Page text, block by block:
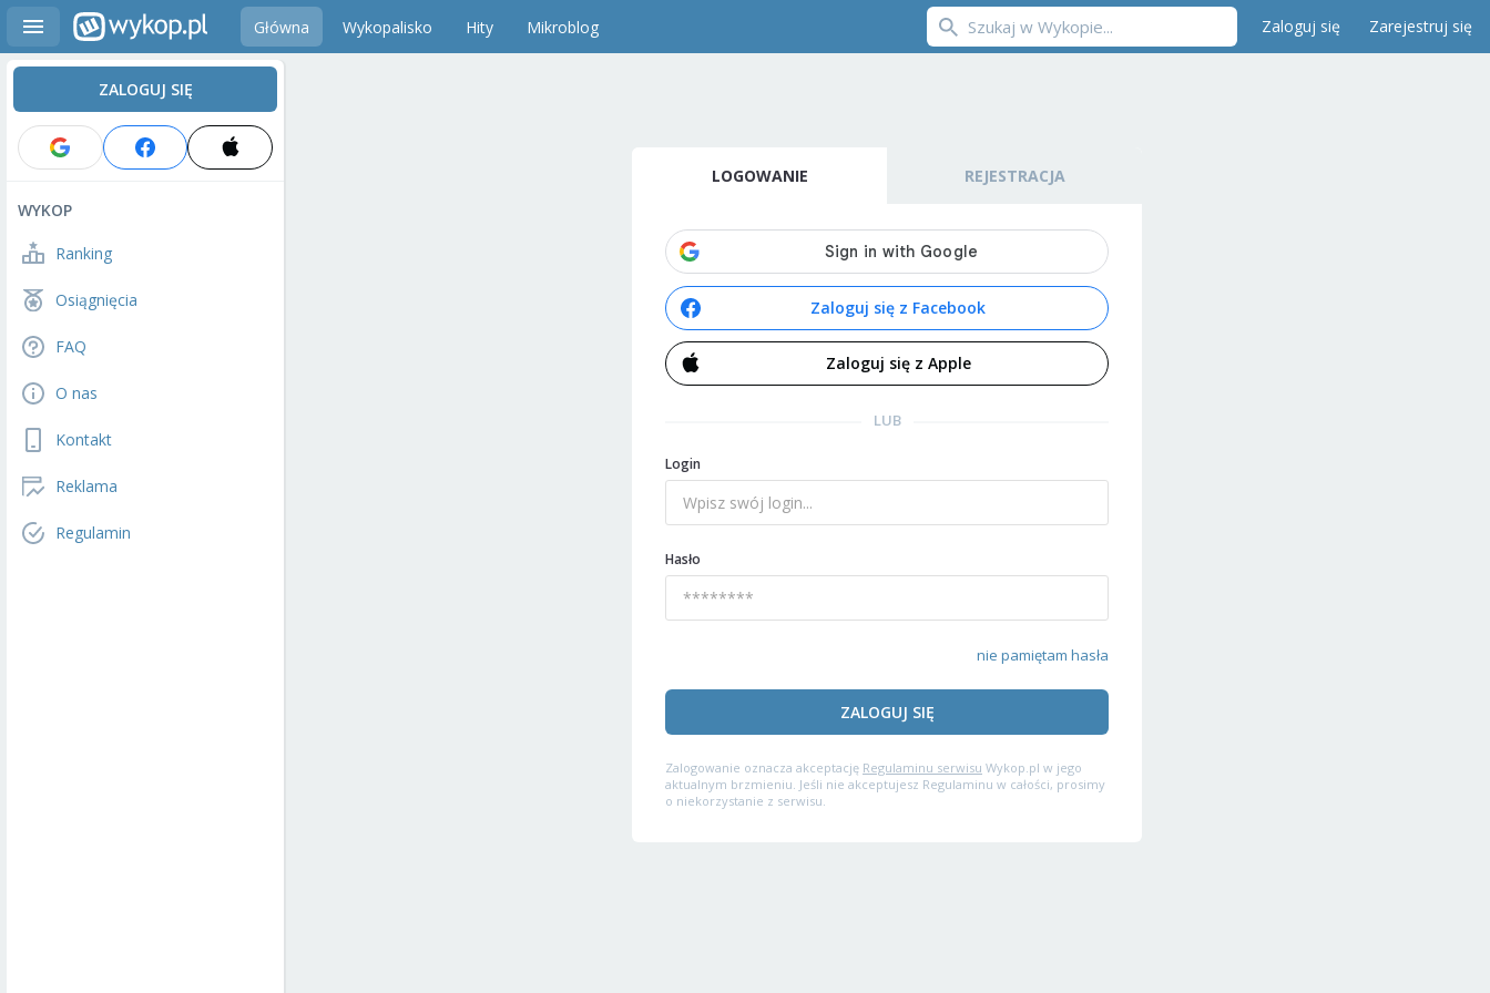
Główna Wykopalisko Hity Mikroblog Zaloguj się Zarejestruj się
ZALOGUJ SIĘ
WYKOP
Ranking
Osiągnięcia
FAQ
O nas
Kontakt
Reklama
Regulamin
LOGOWANIE REJESTRACJA
Zaloguj się z Facebook
Zaloguj się z Apple
LUB
Login
Hasło
nie pamiętam hasła
ZALOGUJ SIĘ
Zalogowanie oznacza akceptację Regulaminu serwisu Wykop.pl w jego
aktualnym brzmieniu. Jeśli nie akceptujesz Regulaminu w całości, prosimy
o niekorzystanie z serwisu.